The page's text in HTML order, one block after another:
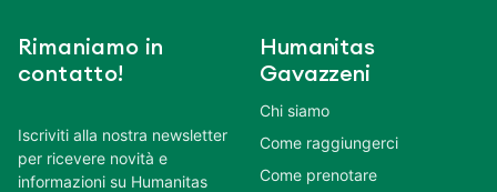
Rimaniamo in
contatto!
Iscriviti alla nostra newsletter
per ricevere novità e
informazioni su Humanitas
Humanitas
Gavazzeni
Chi siamo
Come raggiungerci
Come prenotare